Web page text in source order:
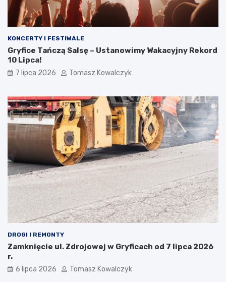
KONCERTY I FESTIWALE
Gryfice Tańczą Salsę – Ustanowimy Wakacyjny Rekord
10 Lipca!
7 lipca 2026 Tomasz Kowalczyk
DROGI I REMONTY
Zamknięcie ul. Zdrojowej w Gryficach od 7 lipca 2026
r.
6 lipca 2026 Tomasz Kowalczyk